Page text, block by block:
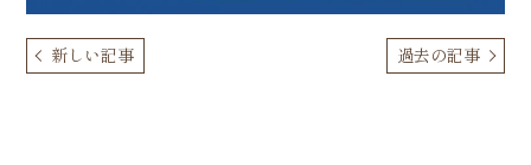
新しい記事 過去の記事